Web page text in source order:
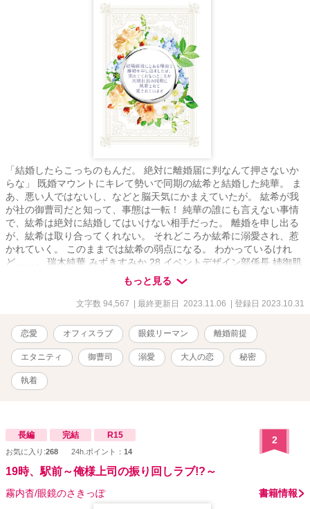
「結婚したらこっちのもんだ。 絶対に離婚届に判なんて押さないか
らな」 既婚マウントにキレて勢いで同期の紘希と結婚した純華。 ま
あ、悪い人ではないし、などと脳天気にかまえていたが。 紘希が我
が社の御曹司だと知って、事態は一転！ 純華の誰にも言えない事情
で、紘希は絶対に結婚してはいけない相手だった。 離婚を申し出る
が、紘希は取り合ってくれない。 それどころか紘希に溺愛され、惹
かれていく。 このままでは紘希の弱点になる。 わかっているけれ
ど……。 瑞木純華 みずきすみか 28 イベントデザイン部係長 姉御肌
で面倒見がいいのが、長所であり弱点 おかげで、いつも多数の仕事
を抱えがち 後輩女子からは慕われるが、男性とは縁がない 恋に関し
ては夢見がち × 矢崎紘希 やざきひろき 28 営業部課長 一般社員に擬
実体は押しが強くて粘着質 秘密を抱えたまま、あなたを好きになっ
ていいですか……？
もっと見る
文字数 94,567 | 最終更新日 2023.11.06 | 登録日 2023.10.31
恋愛 オフィスラブ 眼鏡リーマン 離婚前提
エタニティ 御曹司 溺愛 大人の恋 秘密
執着
長編 完結 R15
お気に入り:268 24h.ポイント： 14
2
19時、駅前～俺様上司の振り回しラブ!?～
霧内杳/眼鏡のさきっぽ 書籍情報